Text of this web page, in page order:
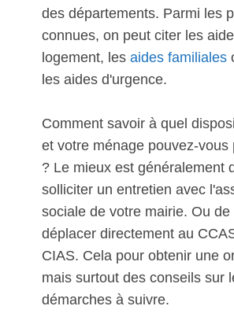
des départements. Parmi les
connues, on peut citer les
logement, les aides familiales
les aides d'urgence.
Comment savoir à quel
et votre ménage pouvez-vous
? Le mieux est généralement
solliciter un entretien avec
sociale de votre mairie. Ou de
déplacer directement au
CIAS. Cela pour obtenir une
mais surtout des conseils sur
démarches à suivre.